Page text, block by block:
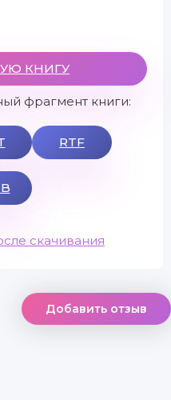
КНИГУ
фрагмент книги:
RTF
скачивания
Добавить отзыв